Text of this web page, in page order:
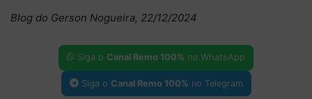
Blog do Gerson Nogueira, 22/12/2024
Siga o Canal Remo 100% no WhatsApp
Siga o Canal Remo 100% no Telegram